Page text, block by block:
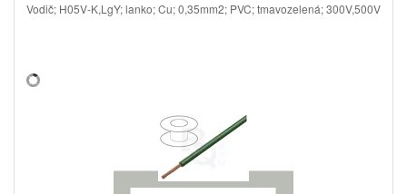
Vodič; H05V-K,LgY; lanko; Cu; 0,35mm2; PVC; tmavozelená; 300V,500V